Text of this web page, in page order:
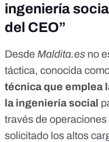
ingeniería
del CEO”
Desde Maldita.es no
táctica, conocida
técnica que emplea
la ingeniería social
través de
solicitado los altos